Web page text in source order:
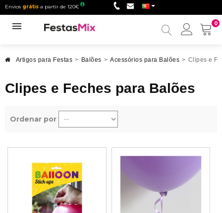
Envios grátis a partir de 120€
0
Minha
Artigos para Festas > Balões > Acessórios para Balões > Clipes e
Clipes e Feches para Balões
Ordenar por